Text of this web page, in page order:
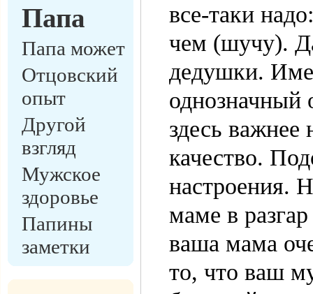
Папа
Папа может
Отцовский
опыт
Другой
взгляд
Мужское
здоровье
Папины
заметки
все-таки
чем (шучу).
дедушки.
однозначный
здесь важнее
качество.
настроения.
маме в
ваша мама
то, что ваш